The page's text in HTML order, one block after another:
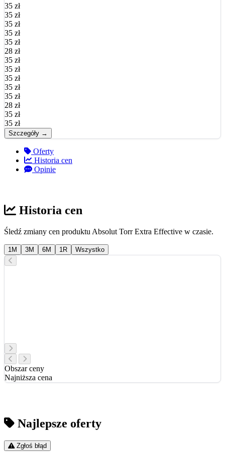
35 zł
35 zł
35 zł
35 zł
35 zł
28 zł
35 zł
35 zł
35 zł
35 zł
35 zł
28 zł
35 zł
35 zł
Szczegóły →
Oferty
Historia cen
Opinie
Historia cen
Śledź zmiany cen produktu Absolut Torr Extra Effective w czasie.
1M 3M 6M 1R Wszystko
Obszar ceny
Najniższa cena
Najlepsze oferty
Zgłoś błąd